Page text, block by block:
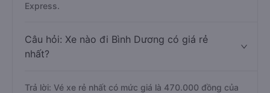
Express.
Câu hỏi: Xe nào đi Bình Dương có giá rẻ
nhất?
Trả lời: Vé xe rẻ nhất có mức giá là 470.000 đồng của